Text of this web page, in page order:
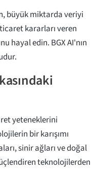
büyük miktarda veriyi
kararları veren
hayal edin. BGX AI'nın
yeteneklerini
bir karışımı
sinir ağları ve doğal
teknolojilerden